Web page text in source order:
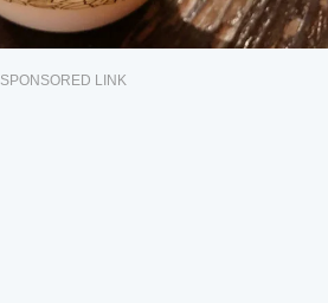
SPONSORED LINK